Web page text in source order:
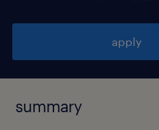
apply
summary